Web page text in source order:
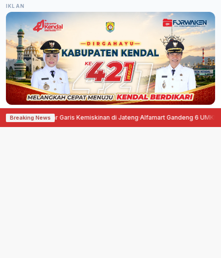
IKLAN
Breaking News
Terbesar Garis Kemiskinan di Jateng·Alfamart Gandeng 6 UMKM